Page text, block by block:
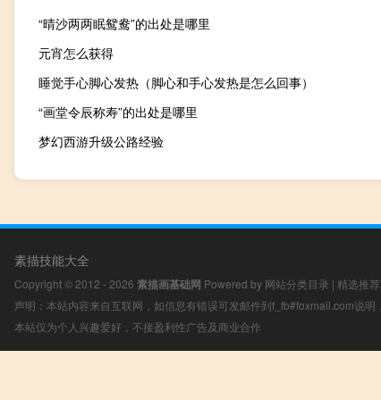
“晴沙两两眠鸳鸯”的出处是哪里
元宵怎么获得
睡觉手心脚心发热（脚心和手心发热是怎么回事）
“画堂令辰称寿”的出处是哪里
梦幻西游升级公路经验
素描技能大全
Copyright © 2012 - 2026 素描画基础网 Powered by 网站分类目录 | 精选推
声明：本站内容来自互联网，如信息有错误可发邮件到f_fb#foxmail.com说明
本站仅为个人兴趣爱好，不接盈利性广告及商业合作